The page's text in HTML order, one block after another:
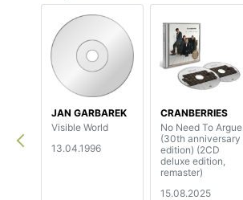
JAN GARBAREK
Visible World
13.04.1996
CRANBERRIES
No Need To Argue
(30th anniversary
edition) (2CD
deluxe edition,
remaster)
15.08.2025